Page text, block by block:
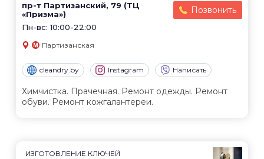
пр-т Партизанский, 79 (ТЦ
«Призма»)
Пн-вс: 10:00-22:00
Позвонить
Партизанская
cleandry.by Instagram Написать
Химчистка. Прачечная. Ремонт одежды. Ремонт
обуви. Ремонт кожгалантереи.
ИЗГОТОВЛЕНИЕ КЛЮЧЕЙ